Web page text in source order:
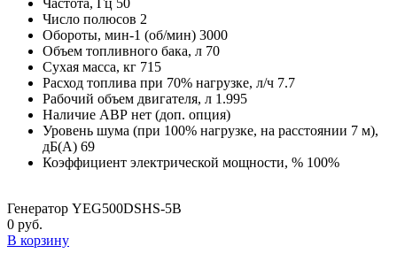
Частота, Гц 50
Число полюсов 2
Обороты, мин-1 (об/мин) 3000
Объем топливного бака, л 70
Сухая масса, кг 715
Расход топлива при 70% нагрузке, л/ч 7.7
Рабочий объем двигателя, л 1.995
Наличие АВР нет (доп. опция)
Уровень шума (при 100% нагрузке, на расстоянии 7 м),
дБ(А) 69
Коэффициент электрической мощности, % 100%
Генератор YEG500DSHS-5B
0 руб.
В корзину